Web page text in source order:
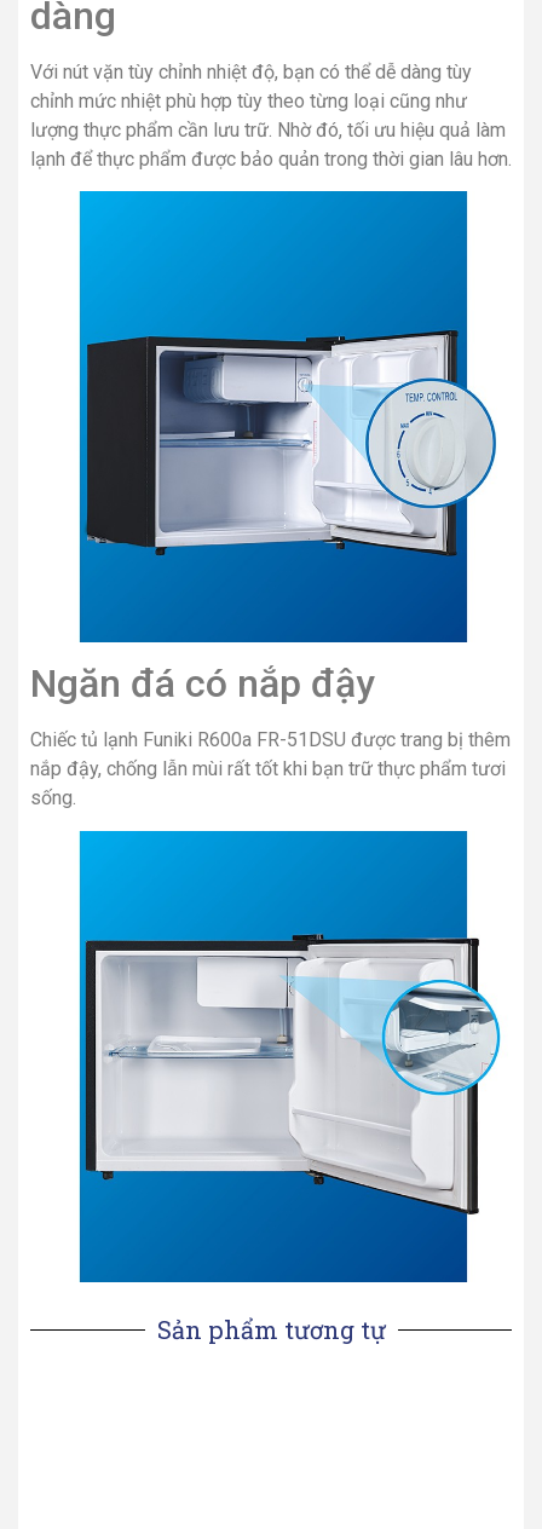
dàng
Với nút vặn tùy chỉnh nhiệt độ, bạn có thể dễ dàng tùy
chỉnh mức nhiệt phù hợp tùy theo từng loại cũng như
lượng thực phẩm cần lưu trữ. Nhờ đó, tối ưu hiệu quả làm
lạnh để thực phẩm được bảo quản trong thời gian lâu hơn.
Ngăn đá có nắp đậy
Chiếc tủ lạnh Funiki R600a FR-51DSU được trang bị thêm
nắp đậy, chống lẫn mùi rất tốt khi bạn trữ thực phẩm tươi
sống.
Sản phẩm tương tự